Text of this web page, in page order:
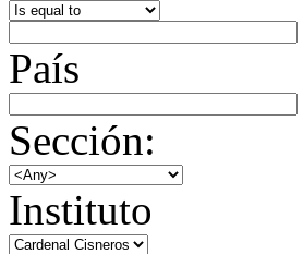
País
Sección:
Instituto